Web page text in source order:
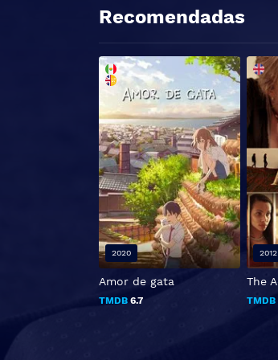
Recomendadas
Amor de gata
TMDB 6.7
2020
The
TMDB
2012